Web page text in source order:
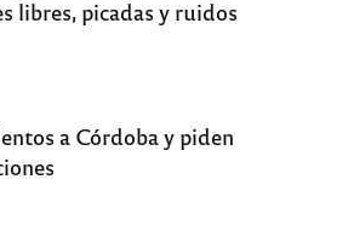
libres, picadas y ruidos
a Córdoba y piden